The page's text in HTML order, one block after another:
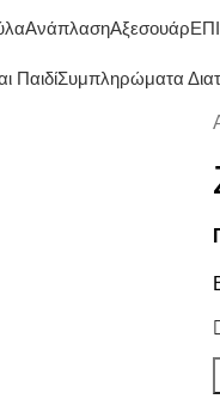
ΑνάπλασηΑξεσουάρ
ΠαιδίΣυμπληρώματα